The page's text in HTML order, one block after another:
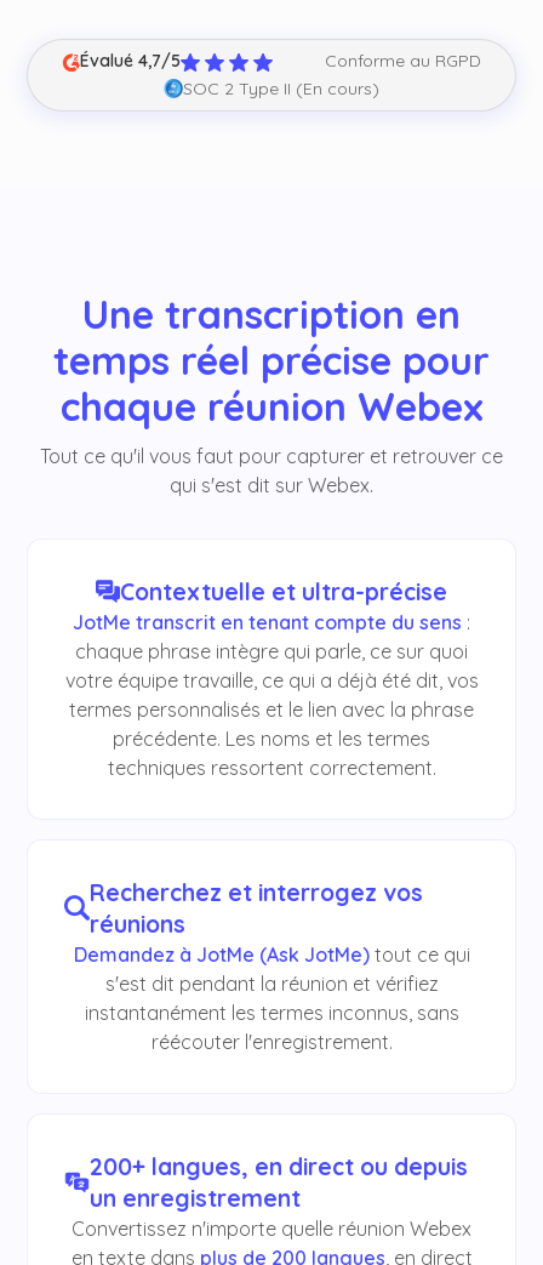
Évalué 4,7/5
Conforme au RGPD
SOC 2 Type II (En cours)
Une transcription en
temps réel précise pour
chaque réunion Webex
Tout ce qu'il vous faut pour capturer et retrouver ce
qui s'est dit sur Webex.
Contextuelle et ultra-précise
JotMe transcrit en tenant compte du sens :
chaque phrase intègre qui parle, ce sur quoi
votre équipe travaille, ce qui a déjà été dit, vos
termes personnalisés et le lien avec la phrase
précédente. Les noms et les termes
techniques ressortent correctement.
Recherchez et interrogez vos
réunions
Demandez à JotMe (Ask JotMe)tout ce qui
s'est dit pendant la réunion et vérifiez
instantanément les termes inconnus, sans
réécouter l'enregistrement.
200+ langues, en direct ou depuis
un enregistrement
Convertissez n'importe quelle réunion Webex
en texte dans plus de 200 langues , en direct